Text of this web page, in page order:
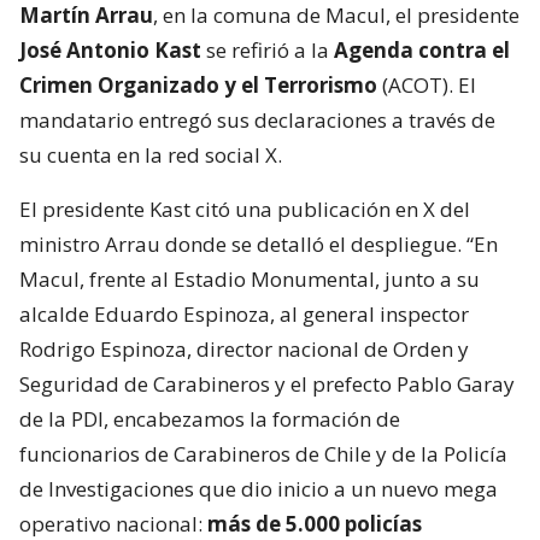
Martín Arrau, en la comuna de Macul, el presidente
José Antonio Kast se refirió a la Agenda contra el
Crimen Organizado y el Terrorismo (ACOT). El
mandatario entregó sus declaraciones a través de
su cuenta en la red social X.
El presidente Kast citó una publicación en X del
ministro Arrau donde se detalló el despliegue. “En
Macul, frente al Estadio Monumental, junto a su
alcalde Eduardo Espinoza, al general inspector
Rodrigo Espinoza, director nacional de Orden y
Seguridad de Carabineros y el prefecto Pablo Garay
de la PDI, encabezamos la formación de
funcionarios de Carabineros de Chile y de la Policía
de Investigaciones que dio inicio a un nuevo mega
operativo nacional: más de 5.000 policías